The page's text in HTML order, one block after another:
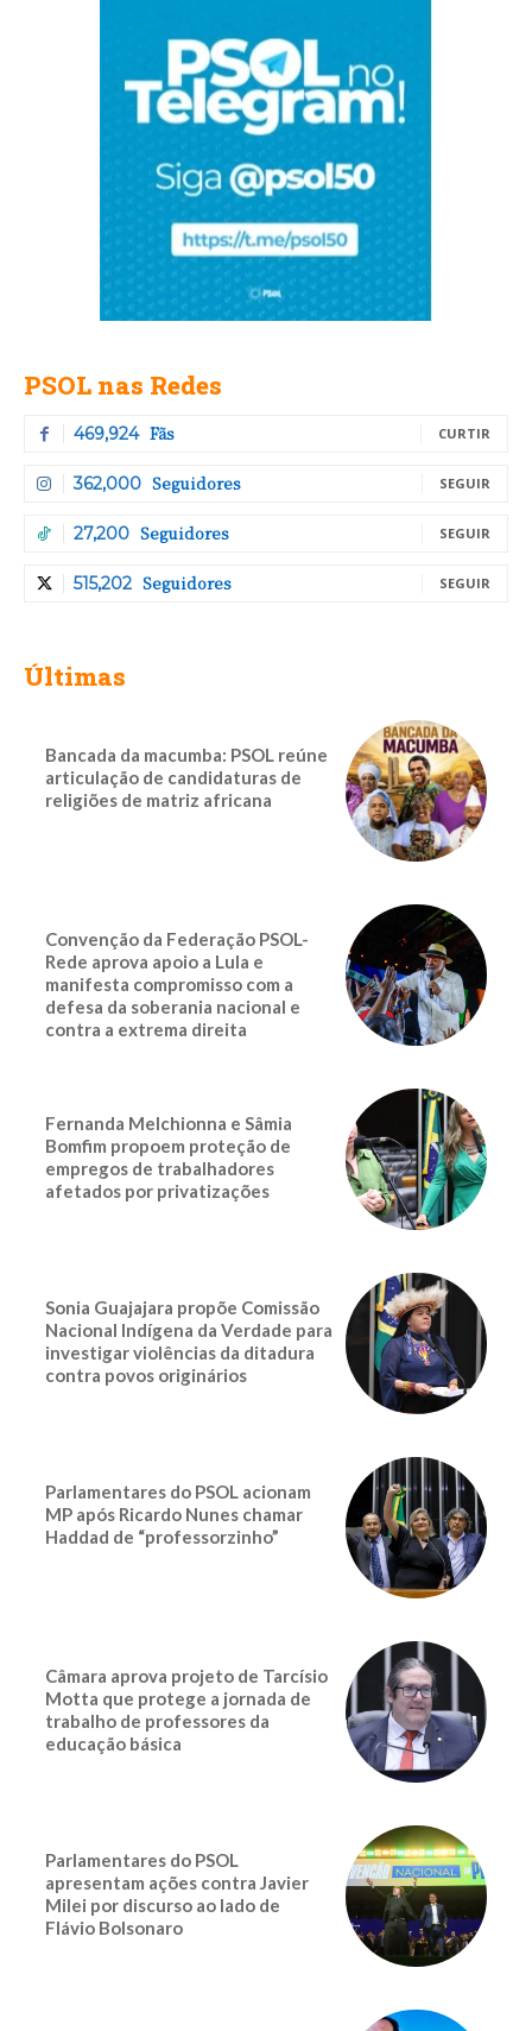
PSOL nas Redes
469,924 Fãs CURTIR
362,000 Seguidores SEGUIR
27,200 Seguidores SEGUIR
515,202 Seguidores SEGUIR
Últimas
Bancada da macumba: PSOL reúne
articulação de candidaturas de
religiões de matriz africana
Convenção da Federação PSOL-
Rede aprova apoio a Lula e
manifesta compromisso com a
defesa da soberania nacional e
contra a extrema direita
Fernanda Melchionna e Sâmia
Bomfim propoem proteção de
empregos de trabalhadores
afetados por privatizações
Sonia Guajajara propõe Comissão
Nacional Indígena da Verdade para
investigar violências da ditadura
contra povos originários
Parlamentares do PSOL acionam
MP após Ricardo Nunes chamar
Haddad de “professorzinho”
Câmara aprova projeto de Tarcísio
Motta que protege a jornada de
trabalho de professores da
educação básica
Parlamentares do PSOL
apresentam ações contra Javier
Milei por discurso ao lado de
Flávio Bolsonaro